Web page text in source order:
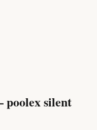
poolex silent